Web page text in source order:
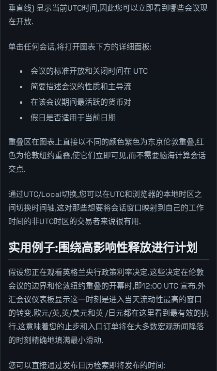
垂直线) 显示当前UTC时间,因此您可以立即看到哪些会议现
在开放.
单击任何会话,将打开图表下方的详细面板:
会议的标准开放和关闭时间在 UTC
简要描述会议的性质和主导流
在该会议期间最活跃的货币对
假日是否适用于当前日期
重叠区在图表上直接以不同的颜色紫色为东京伦敦重叠,红
色为伦敦纽约重叠,使它们立即可见,而不需要脑海计算会话
交点.
通过UTC/Local切换,您可以在UTC和浏览器的本地时区之
间切换时间轴,这对那些想要将会话窗口映射到自己的工作
时间的非UTC时区的交易者来说很有用.
实用例子:围绕高影响性释放进行计划
假设您正在观看英格兰央行政策利率决定.这些决定在伦敦
会议的边界和伦敦纽约重叠的开幕时,即12:00 UTC 宣布.外
汇会议仪表板显示这一时刻是进入当天流动性最高的窗口
的转变.欧元/英,英/美元和英 /日元都在这里看到最有效的执
行,这意味着您的止步和入口订单将在大多数宏观新闻降落
的时刻精确地填满最小滑动.
您可以直接通过发布日历检索即将发布的时间: